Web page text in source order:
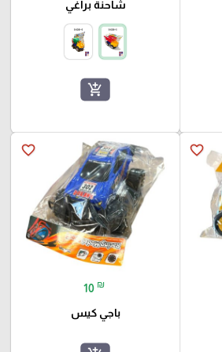
شاحنة براغي
add_shopping_cart
favorite_border
favorite_border
10 ₪
باجي كيس